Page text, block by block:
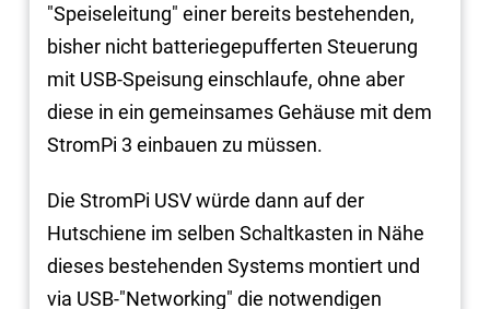
"Speiseleitung" einer bereits bestehenden,
bisher nicht batteriegepufferten Steuerung
mit USB-Speisung einschlaufe, ohne aber
diese in ein gemeinsames Gehäuse mit dem
StromPi 3 einbauen zu müssen.
Die StromPi USV würde dann auf der
Hutschiene im selben Schaltkasten in Nähe
dieses bestehenden Systems montiert und
via USB-"Networking" die notwendigen